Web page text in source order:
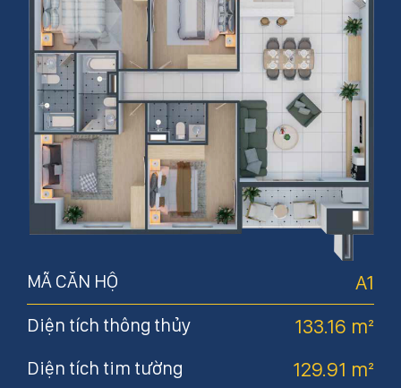
MÃ CĂN HỘ A1
Diện tích thông thủy 133.16 m²
Diện tích tim tường 129.91 m²